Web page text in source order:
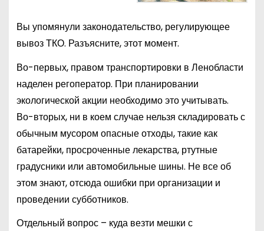
Вы упомянули законодательство, регулирующее
вывоз ТКО. Разъясните, этот момент.
Во-первых, правом транспортировки в Ленобласти
наделен регоператор. При планировании
экологической акции необходимо это учитывать.
Во-вторых, ни в коем случае нельзя складировать с
обычным мусором опасные отходы, такие как
батарейки, просроченные лекарства, ртутные
градусники или автомобильные шины. Не все об
этом знают, отсюда ошибки при организации и
проведении субботников.
Отдельный вопрос – куда везти мешки с